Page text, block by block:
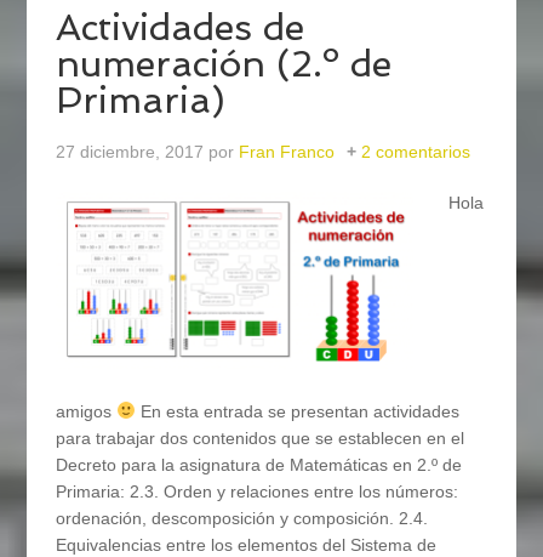
Actividades de
numeración (2.º de
Primaria)
27 diciembre, 2017 por Fran Franco 2 comentarios
Hola
amigos
En esta entrada se presentan actividades
para trabajar dos contenidos que se establecen en el
Decreto para la asignatura de Matemáticas en 2.º de
Primaria: 2.3. Orden y relaciones entre los números:
ordenación, descomposición y composición. 2.4.
Equivalencias entre los elementos del Sistema de